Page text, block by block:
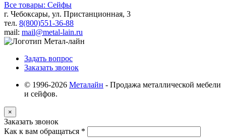
Все товары: Сейфы
г. Чебоксары, ул. Пристанционная, 3
тел. 8(800)551-36-88
mail: mail@metal-lain.ru
Задать вопрос
Заказать звонок
© 1996-2026 Металайн - Продажа металлической мебели
и сейфов.
×
Заказать звонок
Как к вам обращаться *